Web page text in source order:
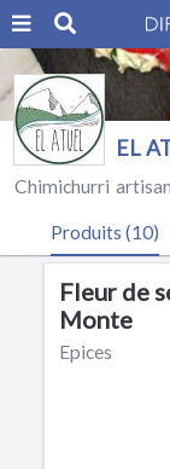
EL
Chimichurri
Produits (10)
Fleur de
Monte
Epices